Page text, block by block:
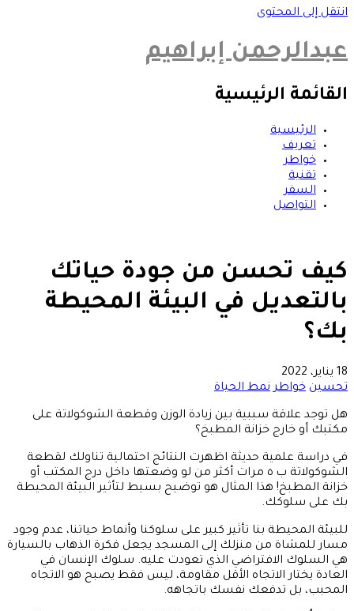
انتقل إلى المحتوى
عبدالرحمن إبراهيم
القائمة الرئيسية
الرئيسية
تعريف
خواطر
تقنية
السفر
التواصل
كيف تحسن من جودة حياتك
بالتعديل في البيئة المحيطة
بك؟
18 يناير، 2022
تحسين خواطر نمط الحياة
هل توجد علاقة سببية بين زيادة الوزن وقطعة الشوكولاتة على
مكتبك أو خارج خزانة المطبخ؟
في دراسة علمية حديثة اظهرت النتائج احتمالية تناولك لقطعة
الشوكولاتة ب ٥ مرات أكثر من لو وضعتها داخل درج المكتب أو
خزانة المطبخ! هذا المثال هو توضيح بسيط لتأثير البيئة المحيطة
بك على سلوكك.
للبيئة المحيطة بنا تأثير كبير على سلوكنا وأنماط حياتنا، عدم وجود
مسار للمشاة من منزلك إلى المسجد يجعل فكرة الذهاب بالسيارة
هي السلوك الافتراضي الذي تعودت عليه. سلوك الإنسان في
العادة يختار الاتجاه الأقل مقاومة، ليس فقط يصبح هو الاتجاه
المحبب، بل تدفعك نفسك باتجاهه.